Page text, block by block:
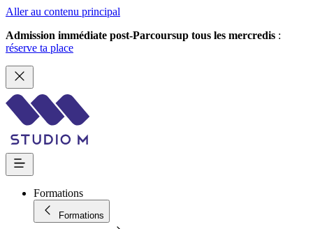
Aller au contenu principal
Admission immédiate post-Parcoursup tous les mercredis :
réserve ta place
Formations
Formations